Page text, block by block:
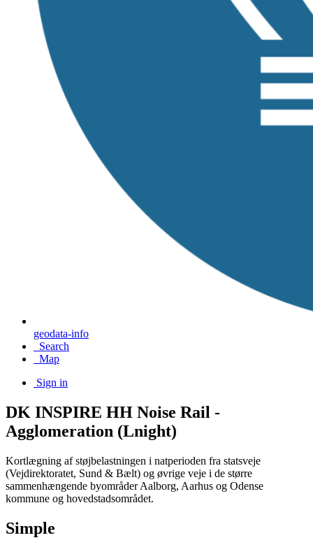
geodata-info
Search
Map
Sign in
DK INSPIRE HH Noise Rail -
Agglomeration (Lnight)
Kortlægning af støjbelastningen i natperioden fra statsveje
(Vejdirektoratet, Sund & Bælt) og øvrige veje i de større
sammenhængende byområder Aalborg, Aarhus og Odense
kommune og hovedstadsområdet.
Simple